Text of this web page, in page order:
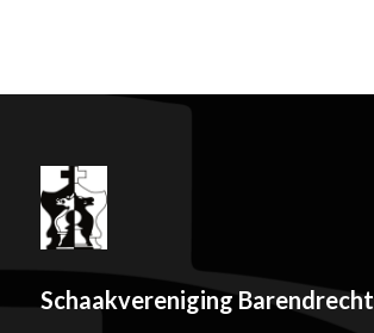
Schaakvereniging Barendrecht